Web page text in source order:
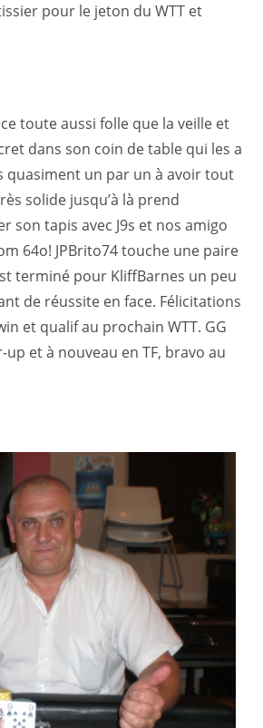
pour le jeton du WTT et
toute aussi folle que la veille et
dans son coin de table qui les a
quasiment un par un à avoir tout
solide jusqu’à là prend
son tapis avec J9s et nos amigo
64o! JPBrito74 touche une paire
terminé pour KliffBarnes un peu
de réussite en face. Félicitations
et qualif au prochain WTT. GG
et à nouveau en TF, bravo au